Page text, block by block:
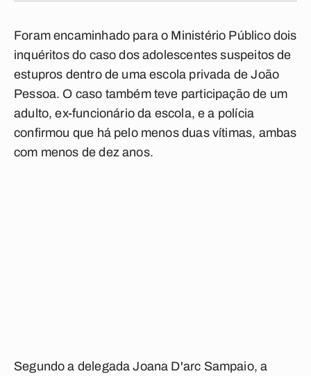
Foram encaminhado para o Ministério Público dois
inquéritos do caso dos adolescentes suspeitos de
estupros dentro de uma escola privada de João
Pessoa. O caso também teve participação de um
adulto, ex-funcionário da escola, e a polícia
confirmou que há pelo menos duas vítimas, ambas
com menos de dez anos.
Segundo a delegada Joana D'arc Sampaio, a